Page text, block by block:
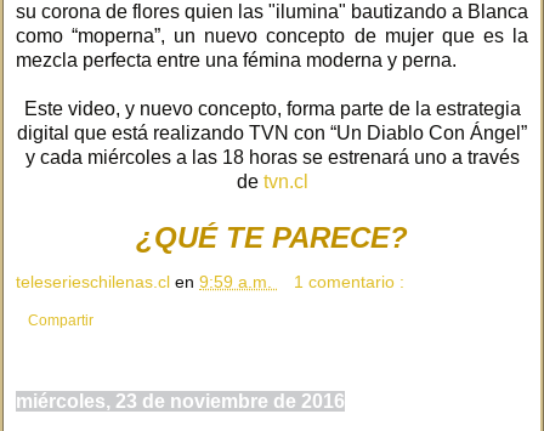
su corona de flores quien las "ilumina" bautizando a Blanca
como “moperna”, un nuevo concepto de mujer que es la
mezcla perfecta entre una fémina moderna y perna.
Este video, y nuevo concepto, forma parte de la estrategia
digital que está realizando TVN con “Un Diablo Con Ángel”
y cada miércoles a las 18 horas se estrenará uno a través
de tvn.cl
¿QUÉ TE PARECE?
teleserieschilenas.cl en 9:59 a.m. 1 comentario :
Compartir
miércoles, 23 de noviembre de 2016